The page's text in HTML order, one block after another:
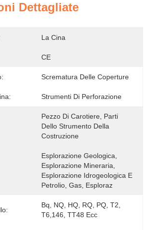
Dettagliate
La Cina
CE
Scrematura Delle Coperture
Strumenti Di Perforazione
Pezzo Di Carotiere, Parti
Dello Strumento Della
Costruzione
Esplorazione Geologica,
Esplorazione Mineraria,
Esplorazione Idrogeologica E
Petrolio, Gas, Esploraz
Bq, NQ, HQ, RQ, PQ, T2,
T6,146, TT48 Ecc